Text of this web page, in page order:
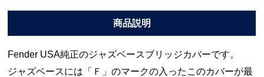
Fender USA純正のジャズベースブリッジカバーです。
ジャズベースには「Ｆ」のマークの入ったこのカバーが最